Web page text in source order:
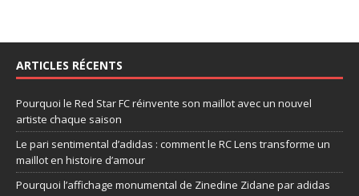
ARTICLES RÉCENTS
Pourquoi le Red Star FC réinvente son maillot avec un nouvel
artiste chaque saison
Le pari sentimental d’adidas : comment le RC Lens transforme un
maillot en histoire d’amour
Pourquoi l’affichage monumental de Zinedine Zidane par adidas